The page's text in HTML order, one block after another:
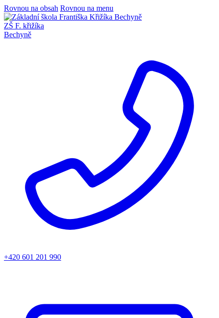
Rovnou na obsah Rovnou na menu
ZŠ F. křižíka
Bechyně
+420 601 201 990